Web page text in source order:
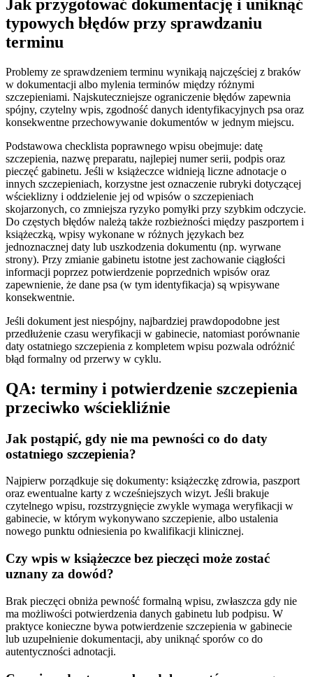
Jak przygotować dokumentację i uniknąć
typowych błędów przy sprawdzaniu
terminu
Problemy ze sprawdzeniem terminu wynikają najczęściej z braków
w dokumentacji albo mylenia terminów między różnymi
szczepieniami. Najskuteczniejsze ograniczenie błędów zapewnia
spójny, czytelny wpis, zgodność danych identyfikacyjnych psa oraz
konsekwentne przechowywanie dokumentów w jednym miejscu.
Podstawowa checklista poprawnego wpisu obejmuje: datę
szczepienia, nazwę preparatu, najlepiej numer serii, podpis oraz
pieczęć gabinetu. Jeśli w książeczce widnieją liczne adnotacje o
innych szczepieniach, korzystne jest oznaczenie rubryki dotyczącej
wścieklizny i oddzielenie jej od wpisów o szczepieniach
skojarzonych, co zmniejsza ryzyko pomyłki przy szybkim odczycie.
Do częstych błędów należą także rozbieżności między paszportem i
książeczką, wpisy wykonane w różnych językach bez
jednoznacznej daty lub uszkodzenia dokumentu (np. wyrwane
strony). Przy zmianie gabinetu istotne jest zachowanie ciągłości
informacji poprzez potwierdzenie poprzednich wpisów oraz
zapewnienie, że dane psa (w tym identyfikacja) są wpisywane
konsekwentnie.
Jeśli dokument jest niespójny, najbardziej prawdopodobne jest
przedłużenie czasu weryfikacji w gabinecie, natomiast porównanie
daty ostatniego szczepienia z kompletem wpisu pozwala odróżnić
błąd formalny od przerwy w cyklu.
QA: terminy i potwierdzenie szczepienia
przeciwko wściekliźnie
Jak postąpić, gdy nie ma pewności co do daty
ostatniego szczepienia?
Najpierw porządkuje się dokumenty: książeczkę zdrowia, paszport
oraz ewentualne karty z wcześniejszych wizyt. Jeśli brakuje
czytelnego wpisu, rozstrzygnięcie zwykle wymaga weryfikacji w
gabinecie, w którym wykonywano szczepienie, albo ustalenia
nowego punktu odniesienia po kwalifikacji klinicznej.
Czy wpis w książeczce bez pieczęci może zostać
uznany za dowód?
Brak pieczęci obniża pewność formalną wpisu, zwłaszcza gdy nie
ma możliwości potwierdzenia danych gabinetu lub podpisu. W
praktyce konieczne bywa potwierdzenie szczepienia w gabinecie
lub uzupełnienie dokumentacji, aby uniknąć sporów co do
autentyczności adnotacji.